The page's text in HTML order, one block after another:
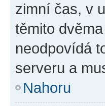
zimní čas, v
těmito
neodpovídá
serveru a
Nahoru